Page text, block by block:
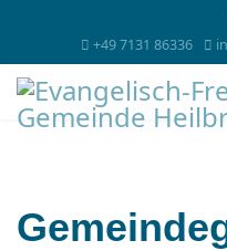
+49 7131 86336